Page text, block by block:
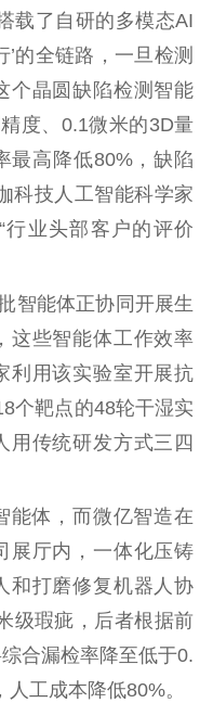
研究阐释
成果集萃
资料下载
新闻发布
品牌栏目
文化传承
紫艺舞台
文明培育
了自研的多模态AI
的全链路，一旦检测
个晶圆缺陷检测智能
度、0.1微米的3D量
最高降低80%，缺陷
科技人工智能科学家
业头部客户的评价
能体正协同开展生
这些智能体工作效率
利用该实验室开展抗
个靶点的48轮干湿实
用传统研发方式三四
体，而微亿智造在
展厅内，一体化压铸
和打磨修复机器人协
级瑕疵，后者根据前
合漏检率降至低于0.
工成本降低80%。